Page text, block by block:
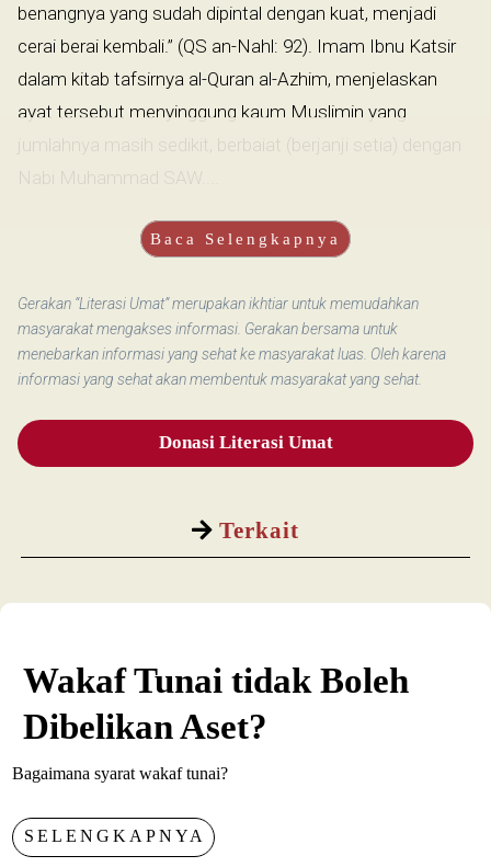
Terkait
benangnya yang sudah dipintal dengan kuat, menjadi
cerai berai kembali.” (QS an-Nahl: 92). Imam Ibnu Katsir
dalam kitab tafsirnya al-Quran al-Azhim, menjelaskan
ayat tersebut menyinggung kaum Muslimin yang
jumlahnya masih sedikit, berbaiat (berjanji setia) dengan
Nabi Muhammad SAW....
Baca Selengkapnya
Gerakan “Literasi Umat” merupakan ikhtiar untuk memudahkan
masyarakat mengakses informasi. Gerakan bersama untuk
menebarkan informasi yang sehat ke masyarakat luas. Oleh karena
informasi yang sehat akan membentuk masyarakat yang sehat.
Donasi Literasi Umat
Wakaf Tunai tidak Boleh
Dibelikan Aset?
Bagaimana syarat wakaf tunai?
SELENGKAPNYA